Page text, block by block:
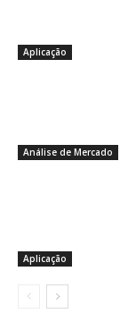
Aplicação
Análise de Mercado
Aplicação